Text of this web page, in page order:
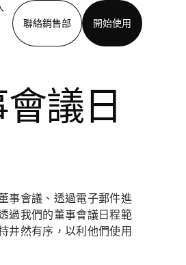
聯絡銷售部
開始使用
議日
事會議、透過電子郵件進
過我們的董事會議日程範
井然有序，以利他們使用